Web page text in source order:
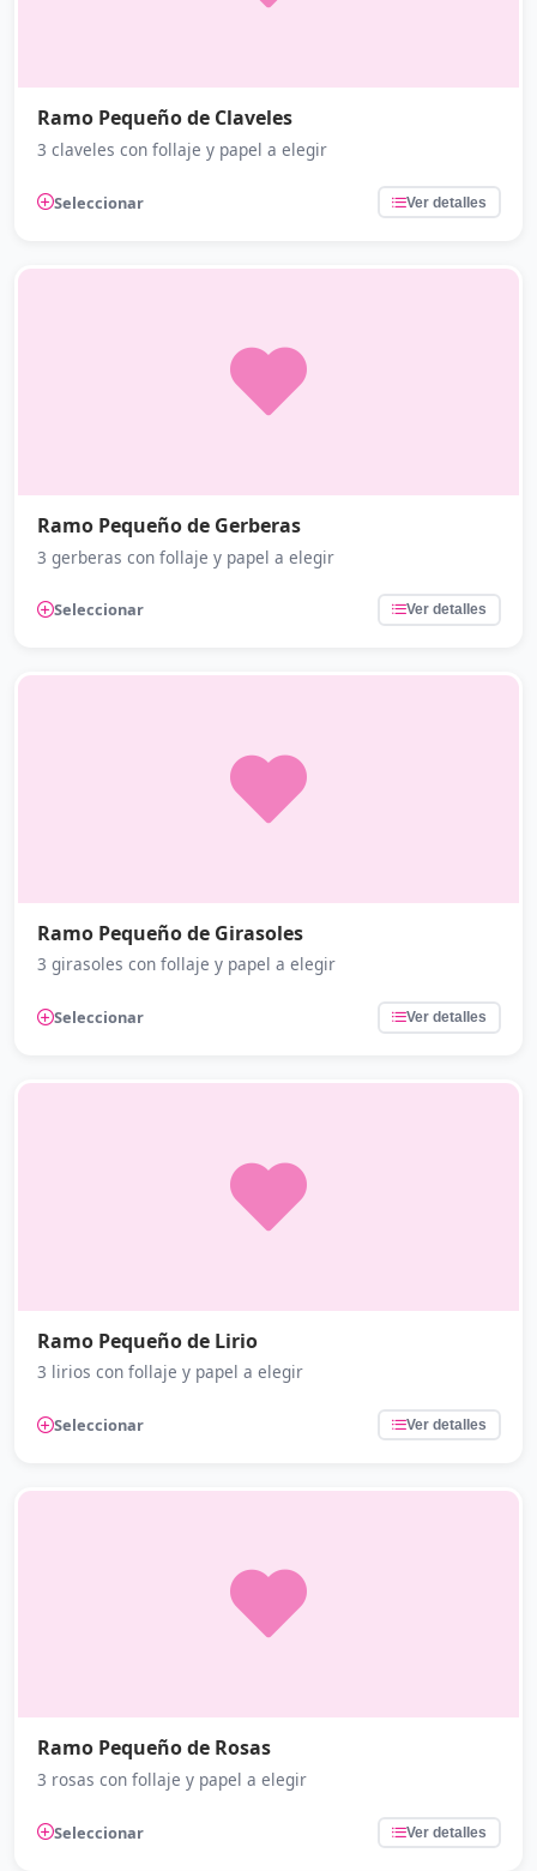
Ramo Pequeño de Claveles
3 claveles con follaje y papel a elegir
Seleccionar Ver detalles
Ramo Pequeño de Gerberas
3 gerberas con follaje y papel a elegir
Seleccionar Ver detalles
Ramo Pequeño de Girasoles
3 girasoles con follaje y papel a elegir
Seleccionar Ver detalles
Ramo Pequeño de Lirio
3 lirios con follaje y papel a elegir
Seleccionar Ver detalles
Ramo Pequeño de Rosas
3 rosas con follaje y papel a elegir
Seleccionar Ver detalles